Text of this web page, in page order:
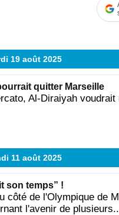
19 août 2025
quitter Marseille
Al-Diraiyah
11 août 2025
son temps” !
côté de l'Olympique de
l'avenir de